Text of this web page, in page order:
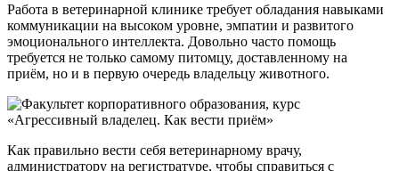
Работа в ветеринарной клинике требует обладания навыками
коммуникации на высоком уровне, эмпатии и развитого
эмоционального интеллекта. Довольно часто помощь
требуется не только самому питомцу, доставленному на
приём, но и в первую очередь владельцу животного.
Как правильно вести себя ветеринарному врачу,
администратору на регистратуре, чтобы справиться с